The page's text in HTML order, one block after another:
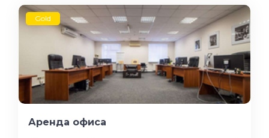
Gold
Аренда офиса